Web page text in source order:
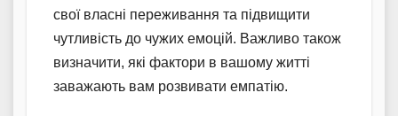
свої власні переживання та підвищити
чутливість до чужих емоцій. Важливо також
визначити, які фактори в вашому житті
заважають вам розвивати емпатію.